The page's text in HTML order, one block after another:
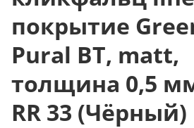
покрытие
Pural BT, matt,
толщина 0,5
RR 33 (Чёрный)